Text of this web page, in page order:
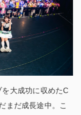
大成功に収めたC
まだ成長途中。こ